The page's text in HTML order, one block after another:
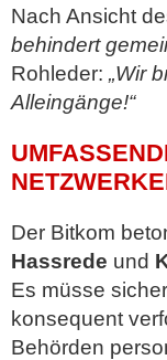
Nach Ansicht
behindert
Rohleder: „Wir
Alleingänge!“
Der Bitkom
Hassrede und
Es müsse
konsequent
Behörden